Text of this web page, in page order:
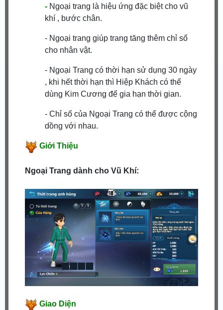
- Ngoại trang là hiệu ứng đặc biệt cho vũ
khí , bước chân.
- Ngoại trang giúp trang tăng thêm chỉ số
cho nhân vật.
- Ngoại Trang có thời hạn sử dụng 30 ngày
, khi hết thời hạn thì Hiệp Khách có thể
dùng Kim Cương để gia hạn thời gian.
- Chỉ số của Ngoại Trang có thể được cộng
dồng với nhau.
Giới Thiệu
Ngoại Trang dành cho Vũ Khí:
Giao Diện